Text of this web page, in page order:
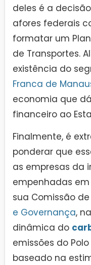
deles é a
afores federais
formatar um
de Transportes.
existência do
Franca de
economia que
financeiro ao
Finalmente, é
ponderar que
as empresas da
empenhadas
sua Comissão de
e Governança,
dinâmica do
emissões do
baseado na